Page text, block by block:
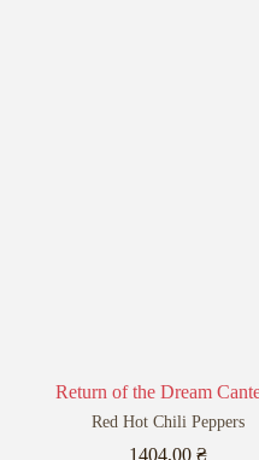
Return of the Dream
Red Hot Chili Peppers
1404,00 ₴